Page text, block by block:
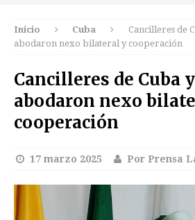
Inicio Cuba
Cancilleres de
abodaron nexo bilateral y cooperación
Cancilleres de Cuba
abodaron nexo
cooperación
17 marzo 2025 Por Prensa